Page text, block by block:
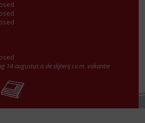
14 augustus is de slijterij i.v.m. vakantie